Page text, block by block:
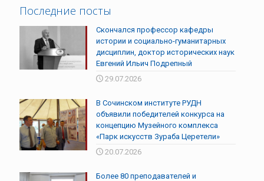
Последние посты
Скончался профессор кафедры
истории и социально-гуманитарных
дисциплин, доктор исторических наук
Евгений Ильич Подрепный
29.07.2026
В Сочинском институте РУДН
объявили победителей конкурса на
концепцию Музейного комплекса
«Парк искусств Зураба Церетели»
20.07.2026
Более 80 преподавателей и